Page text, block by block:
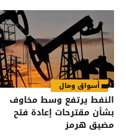
أسواق ومال
النفط يرتفع وسط مخاوف
بشأن مقترحات إعادة فتح
مضيق هرمز